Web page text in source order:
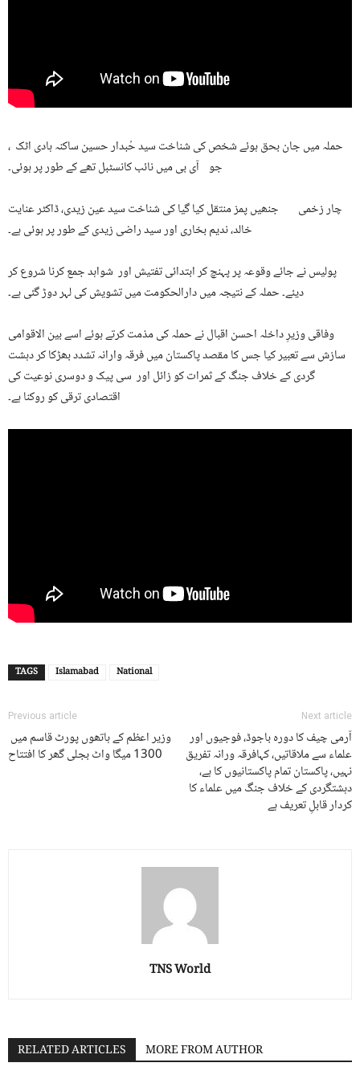
حملہ میں جان بحق ہوئے شخص کی شناخت سید حُبدار حسین ساکنہ ہادی اٹک ،
جو آی بی میں نائب کانسٹبل تھے کے طور پر ہوئی۔
چار زخمی جنھیں پمز منتقل کیا گیا کی شناخت سید عین زیدی، ڈاکٹر عنایت
خالد، ندیم بخاری اور سید راضی زیدی کے طور پر ہوئی ہے۔
پولیس نے جائے وقوعہ پر پہنچ کر ابتدائی تفتیش اور شواہد جمع کرنا شروع کر
دیئے۔ حملہ کے نتیجہ میں دارالحکومت میں تشویش کی لہر دوڑ گئی ہے۔
وفاقی وزیرِ داخلہ احسن اقبال نے حملہ کی مذمت کرتے ہوئے اسے بین الاقوامی
سازش سے تعبیر کیا جس کا مقصد پاکستان میں فرقہ وارانہ تشدد بھڑکا کر دہشت
گردی کے خلاف جنگ کے ثمرات کو زائل اور سی پیک و دوسری نوعیت کی
اقتصادی ترقی کو روکنا ہے۔
TAGS Islamabad National
Previous article
وزیر اعظم کے ہاتھوں پورٹ قاسم میں
1300 میگا واٹ بجلی گھر کا افتتاح
Next article
آرمی چیف کا دورہ باجوڈ، فوجیوں اور
علماء سے ملاقاتیں، کہافرقہ ورانہ تفریق
نہیں، پاکستان تمام پاکستانیوں کا ہے،
دہشتگردی کے خلاف جنگ میں علماء کا
کردار قابلِ تعریف ہے
TNS World
RELATED ARTICLES MORE FROM AUTHOR